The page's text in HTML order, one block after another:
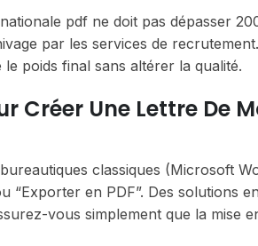
pdf ne doit pas dépasser
par les services de
poids final sans altérer la qualité.
Créer Une Lettre De
classiques (Microsoft
en PDF”. Des solutions
vous simplement que la mise